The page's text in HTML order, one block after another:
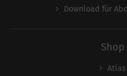
Download für
Shop
Atlas